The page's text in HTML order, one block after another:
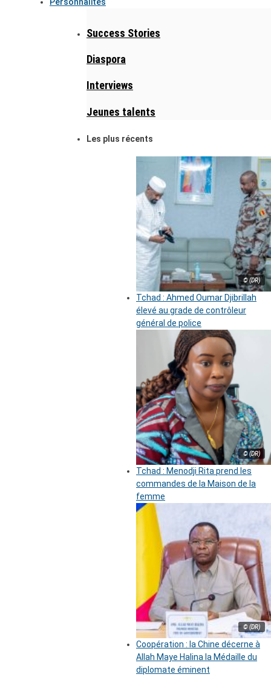
Personnalités
Success Stories
Diaspora
Interviews
Jeunes talents
Les plus récents
© (DR)
Tchad : Ahmed Oumar Djibrillah
élevé au grade de contrôleur
général de police
© (DR)
Tchad : Menodji Rita prend les
commandes de la Maison de la
femme
© (DR)
Coopération : la Chine décerne à
Allah Maye Halina la Médaille du
diplomate éminent